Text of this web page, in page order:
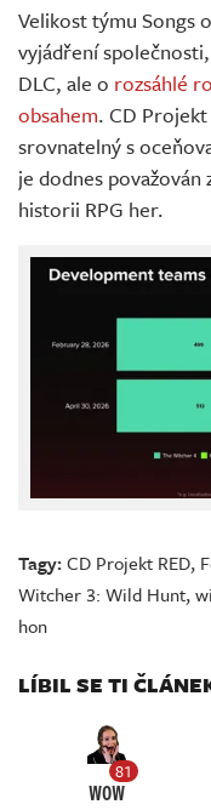
Velikost týmu Songs
vyjádření
DLC, ale o rozsáhlé
obsahem. CD
srovnatelný s
je dodnes
historii RPG her.
Tagy:CD Projekt RED,
Witcher 3: Wild Hunt,
hon
LÍBIL SE TI
81
WOW